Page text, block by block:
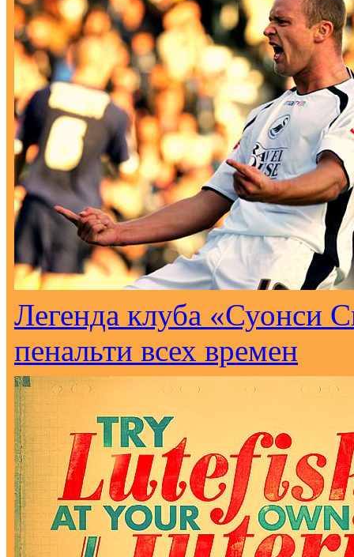
Легенда клуба «Суонси
пенальти всех времен